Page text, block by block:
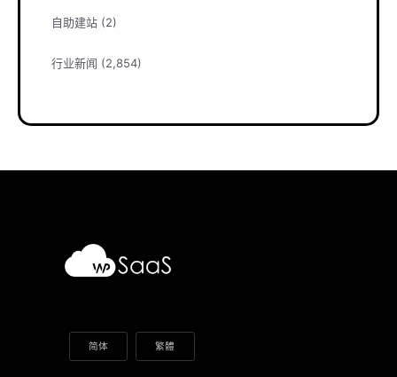
自助建站 (2)
行业新闻 (2,854)
简体 繁體